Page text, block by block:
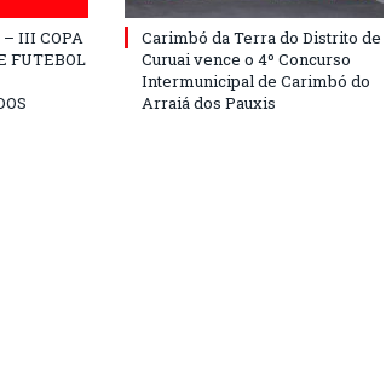
– III COPA
FUTEBOL
Carimbó da Terra do Distrito de
Curuai vence o 4º Concurso
Intermunicipal de Carimbó do
Arraiá dos Pauxis